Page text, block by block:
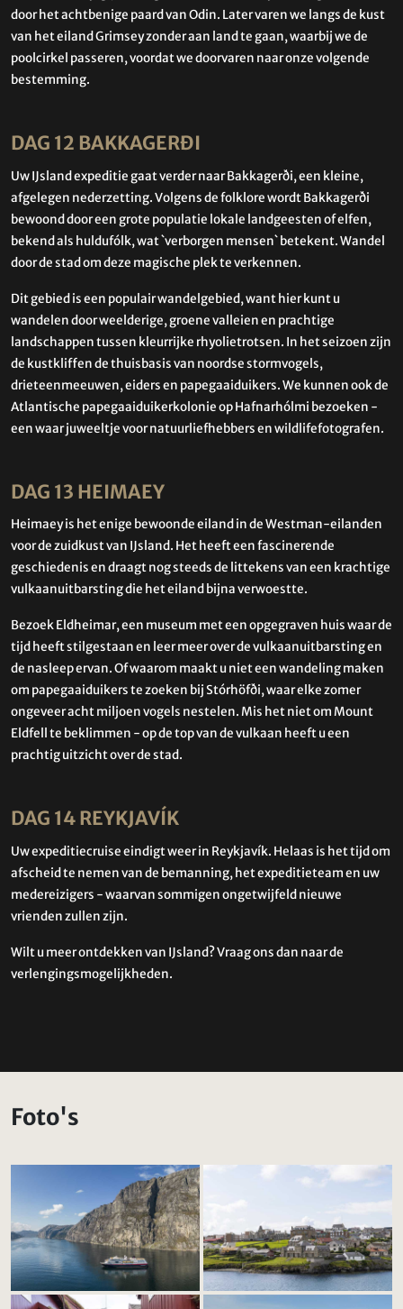
door het achtbenige paard van Odin. Later varen we langs de kust
van het eiland Grimsey zonder aan land te gaan, waarbij we de
poolcirkel passeren, voordat we doorvaren naar onze volgende
bestemming.
DAG 12 BAKKAGERÐI
Uw IJsland expeditie gaat verder naar Bakkagerði, een kleine,
afgelegen nederzetting. Volgens de folklore wordt Bakkagerði
bewoond door een grote populatie lokale landgeesten of elfen,
bekend als huldufólk, wat `verborgen mensen` betekent. Wandel
door de stad om deze magische plek te verkennen.
Dit gebied is een populair wandelgebied, want hier kunt u
wandelen door weelderige, groene valleien en prachtige
landschappen tussen kleurrijke rhyolietrotsen. In het seizoen zijn
de kustkliffen de thuisbasis van noordse stormvogels,
drieteenmeeuwen, eiders en papegaaiduikers. We kunnen ook de
Atlantische papegaaiduikerkolonie op Hafnarhólmi bezoeken -
een waar juweeltje voor natuurliefhebbers en wildlifefotografen.
DAG 13 HEIMAEY
Heimaey is het enige bewoonde eiland in de Westman-eilanden
voor de zuidkust van IJsland. Het heeft een fascinerende
geschiedenis en draagt nog steeds de littekens van een krachtige
vulkaanuitbarsting die het eiland bijna verwoestte.
Bezoek Eldheimar, een museum met een opgegraven huis waar de
tijd heeft stilgestaan en leer meer over de vulkaanuitbarsting en
de nasleep ervan. Of waarom maakt u niet een wandeling maken
om papegaaiduikers te zoeken bij Stórhöfði, waar elke zomer
ongeveer acht miljoen vogels nestelen. Mis het niet om Mount
Eldfell te beklimmen - op de top van de vulkaan heeft u een
prachtig uitzicht over de stad.
DAG 14 REYKJAVÍK
Uw expeditiecruise eindigt weer in Reykjavík. Helaas is het tijd om
afscheid te nemen van de bemanning, het expeditieteam en uw
medereizigers - waarvan sommigen ongetwijfeld nieuwe
vrienden zullen zijn.
Wilt u meer ontdekken van IJsland? Vraag ons dan naar de
verlengingsmogelijkheden.
Foto's